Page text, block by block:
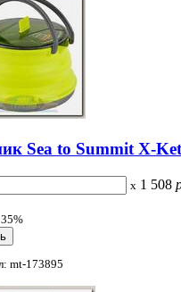
Sea to Summit X-
x 1 508
mt-173895